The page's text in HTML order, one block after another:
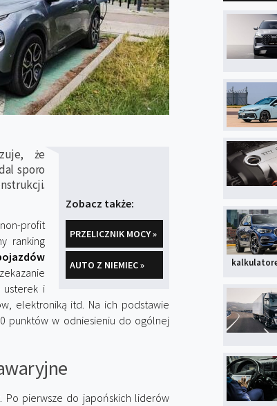
Zobacz także:
PRZELICZNIK MOCY »
AUTO Z NIEMIEC »
że
sporo
profit
ranking
usterek i
elektroniką itd. Na ich podstawie
punktów w odniesieniu do ogólnej
Po pierwsze do japońskich liderów